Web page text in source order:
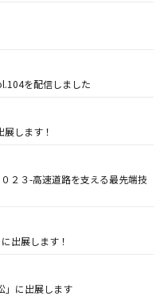
を配信しました
します！
２３-高速道路を支える最先端技
出展します！
」に出展します